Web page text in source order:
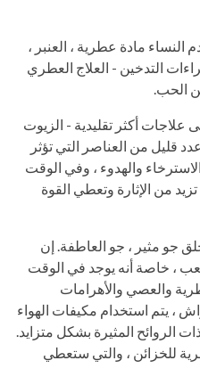
النساء مادة عطرية ، العنبر ،
التدخين - العلاج العطري
الحب.
علاجات أكثر تقليدية - الزيوت
قليل من العناصر التي تؤثر
والهدوء ، وفي الوقت
من الإثارة وتعطي القوة
جو مثير ، جو العاطفة. إن
، خاصة أنه يوجد في الوقت
والعصي والأهرامات
، يتم استخدام مكيفات الهواء
الروائح المثيرة بشكل متزايد.
للخزائن ، والتي ستعطي